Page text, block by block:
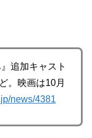
追加キャスト
。映画は10月
news/4381